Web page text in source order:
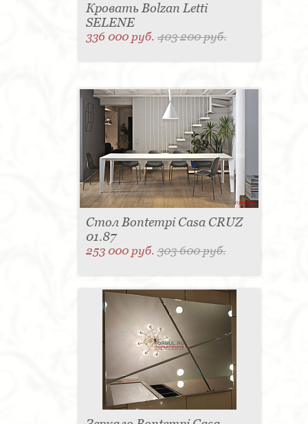
Кровать Bolzan Letti
SELENE
336 000 руб.403 200 руб.
Стол Bontempi Casa CRUZ
01.87
253 000 руб.303 600 руб.